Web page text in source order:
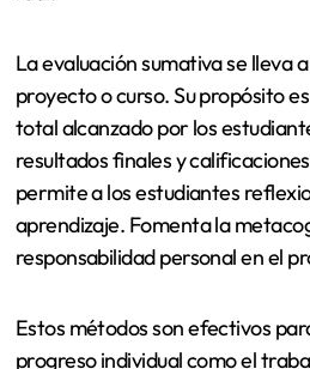
La evaluación sumativa se lleva
proyecto o curso. Su propósito
total alcanzado por los
resultados finales y
permite a los estudiantes
aprendizaje. Fomenta la
responsabilidad personal en el
Estos métodos son efectivos
progreso individual como el